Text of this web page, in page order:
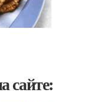
сайте: